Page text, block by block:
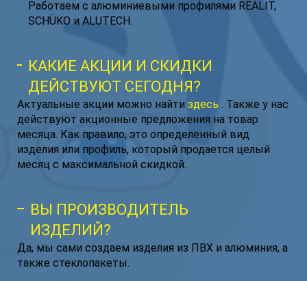
Работаем с алюминиевыми профилями REALIT,
SCHÜKO и ALUTECH.
КАКИЕ АКЦИИ И СКИДКИ
ДЕЙСТВУЮТ СЕГОДНЯ?
Актуальные акции можно найти здесь . Также у нас
действуют акционные предложения на товар
месяца. Как правило, это определенный вид
изделия или профиль, который продается целый
месяц с максимальной скидкой.
ВЫ ПРОИЗВОДИТЕЛЬ
ИЗДЕЛИЙ?
Да, мы сами создаем изделия из ПВХ и алюминия, а
также стеклопакеты.